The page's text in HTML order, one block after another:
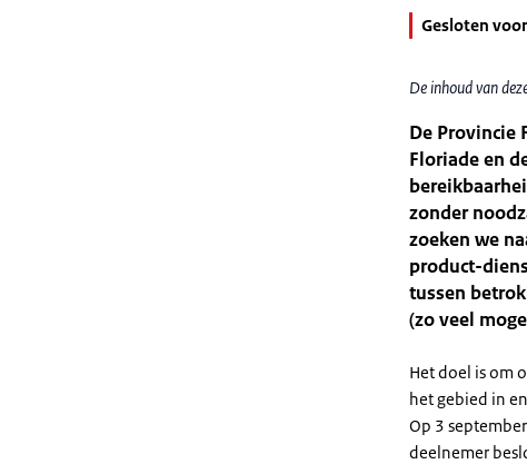
Gesloten
De inhoud van
De Provincie
Floriade en
zonder
zoeken we
product-
tussen
(zo veel
Het doel is om
het gebied in
Op 3
deelnemer